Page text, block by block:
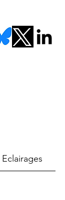
Eclairages